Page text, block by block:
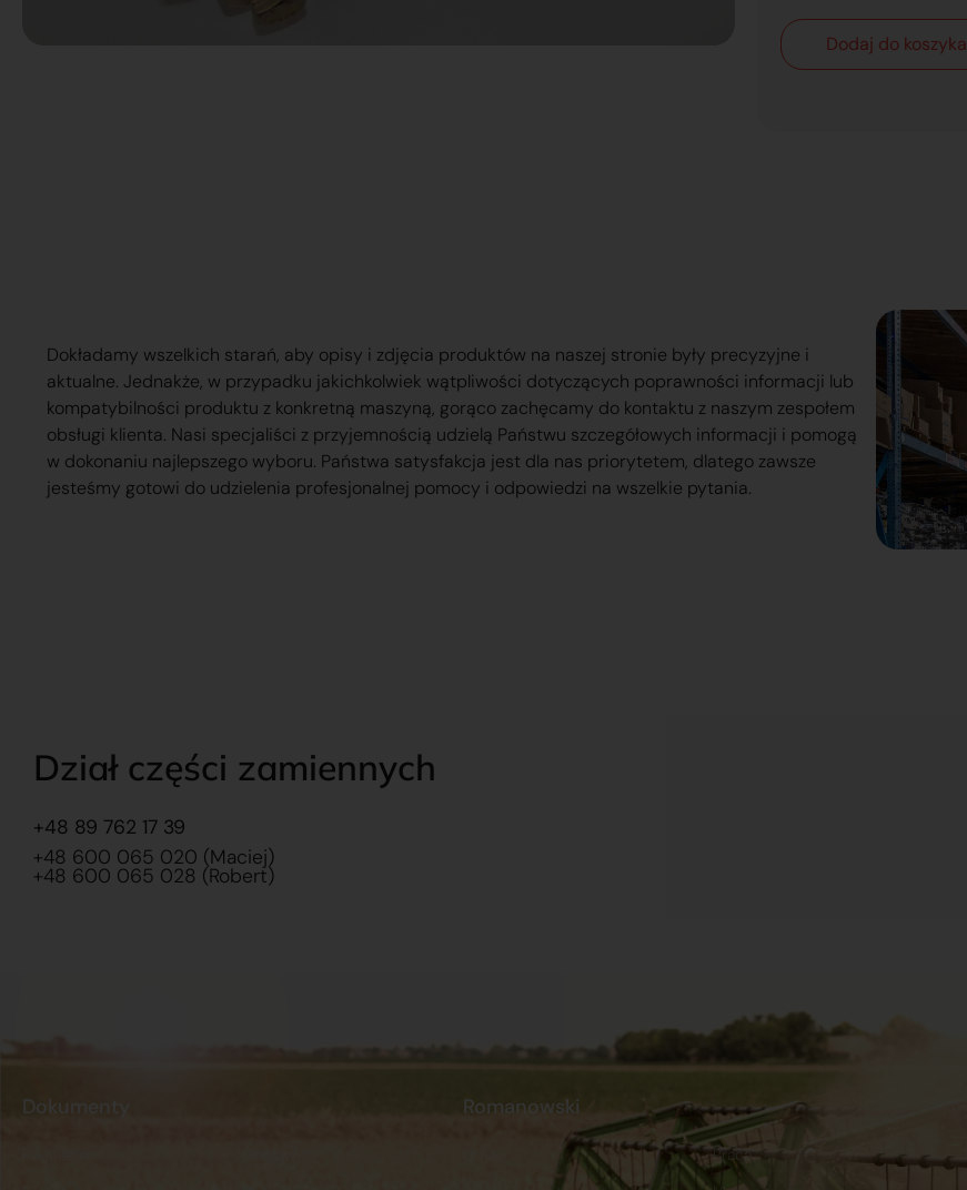
Dodaj do koszyka
Dokładamy wszelkich starań, aby opisy i zdjęcia produktów na naszej stronie były precyzyjne i
aktualne. Jednakże, w przypadku jakichkolwiek wątpliwości dotyczących poprawności informacji lub
kompatybilności produktu z konkretną maszyną, gorąco zachęcamy do kontaktu z naszym zespołem
obsługi klienta. Nasi specjaliści z przyjemnością udzielą Państwu szczegółowych informacji i pomogą
w dokonaniu najlepszego wyboru. Państwa satysfakcja jest dla nas priorytetem, dlatego zawsze
jesteśmy gotowi do udzielenia profesjonalnej pomocy i odpowiedzi na wszelkie pytania.
Dział części zamiennych
+48 89 762 17 39
+48 600 065 020 (Maciej)
+48 600 065 028 (Robert)
Dokumenty Romanowski
Praca